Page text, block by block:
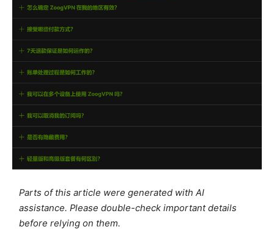
Parts of this article were generated with AI
assistance. Please double-check important details
before relying on them.